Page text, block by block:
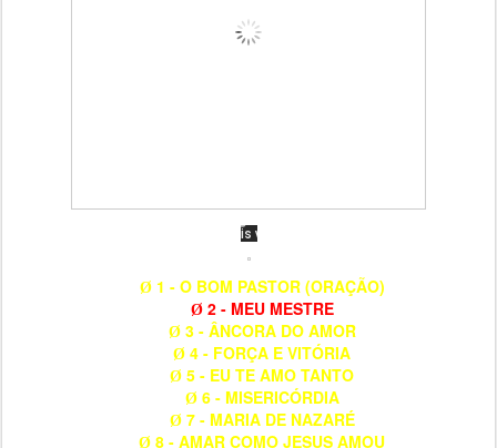
Ø 1 - O BOM PASTOR (ORAÇÃO)
Ø 2 - MEU MESTRE
Ø 3 - ÂNCORA DO AMOR
Ø 4 - FORÇA E VITÓRIA
Ø 5 - EU TE AMO TANTO
Ø 6 - MISERICÓRDIA
Ø 7 - MARIA DE NAZARÉ
Ø 8 - AMAR COMO JESUS AMOU